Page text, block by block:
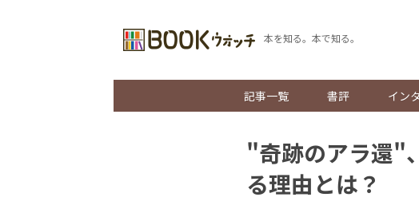
本を知る。本で知る。
記事一覧 書評 イン
"奇跡のアラ還"
る理由とは？